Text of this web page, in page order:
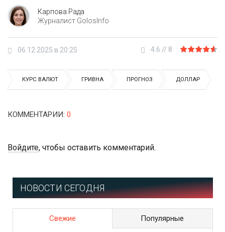
Карпова Рада
Журналист GolosInfo
06.12.2025 в 20:25 4.6 // 8
КУРС ВАЛЮТ ГРИВНА ПРОГНОЗ ДОЛЛАР
КОММЕНТАРИИ: 0
Войдите, чтобы оставить комментарий.
НОВОСТИ СЕГОДНЯ
Свежие Популярные